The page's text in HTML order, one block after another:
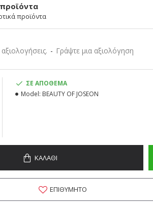
προϊόντα
- Γράψτε μια αξιολόγηση
ΣΕ ΑΠΌΘΕΜΑ
Model: BEAUTY OF JOSEON
ΚΑΛΆΘΙ
ΕΠΙΘΥΜΗΤΌ